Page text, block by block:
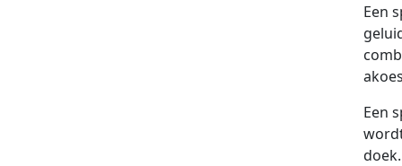
Een
Een
doek.